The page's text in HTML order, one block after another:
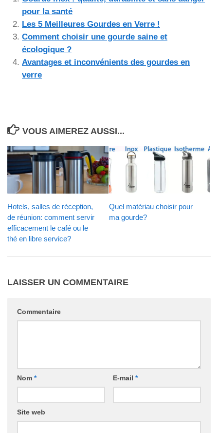
pour la santé
Les 5 Meilleures Gourdes en Verre !
Comment choisir une gourde saine et
écologique ?
Avantages et inconvénients des gourdes en
verre
VOUS AIMEREZ AUSSI...
Hotels, salles de réception,
de réunion: comment servir
efficacement le café ou le
thé en libre service?
Quel matériau choisir pour
ma gourde?
LAISSER UN COMMENTAIRE
Commentaire
Nom * E-mail *
Site web